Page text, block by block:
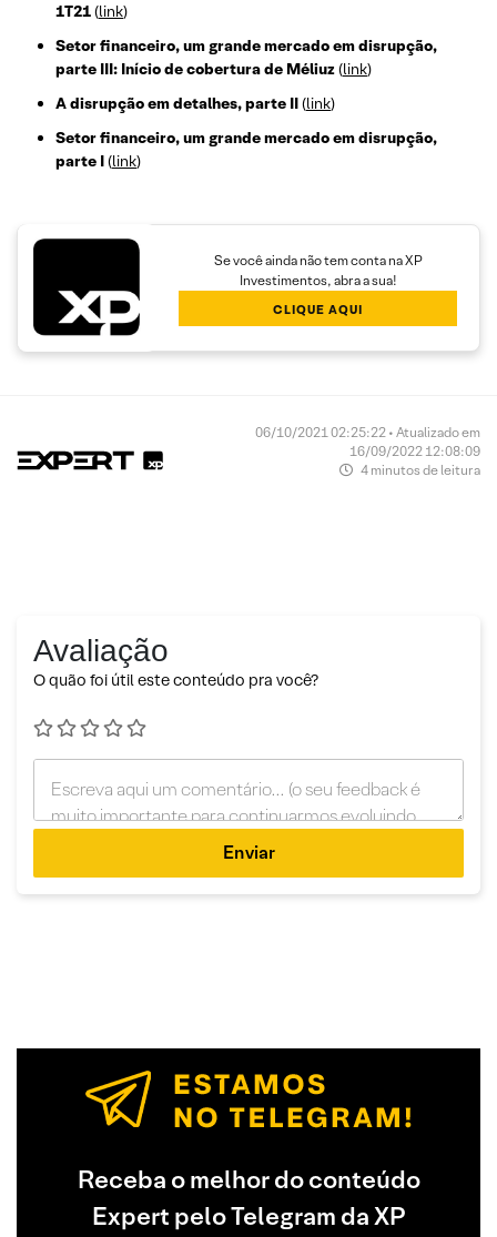
1T21(link)
Setor financeiro, um grande mercado em disrupção,
parte III: Início de cobertura de Méliuz(link)
A disrupção em detalhes, parte II(link)
Setor financeiro, um grande mercado em disrupção,
parte I(link)
Se você ainda não tem conta na XP
Investimentos, abra a sua!
CLIQUE AQUI
06/10/2021 02:25:22 • Atualizado em
16/09/2022 12:08:09
4 minutos de leitura
Avaliação
O quão foi útil este conteúdo pra você?
Enviar
Receba o melhor do conteúdo
Expert pelo Telegram da XP